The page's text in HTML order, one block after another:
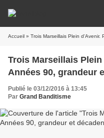
Accueil » Trois Marseillais Plein
Trois Marseillais
Années 90, grandeur
Publié le 03/12/2016 à 13:45
Par Grand Banditisme